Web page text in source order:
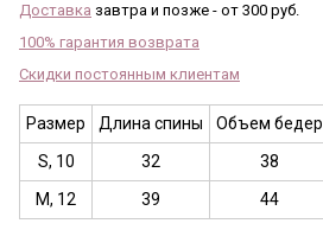
Доставка завтра и позже - от 300 руб.
100% гарантия возврата
Скидки постоянным клиентам
Размер Длина спины Объем бедер
S, 10
32 38
M, 12
39 44